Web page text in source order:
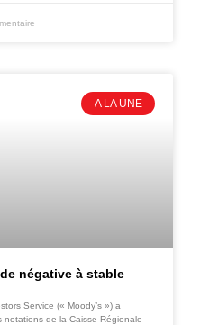
A LA UNE
négative à stable
Service (« Moody’s ») a
notations de la Caisse Régionale